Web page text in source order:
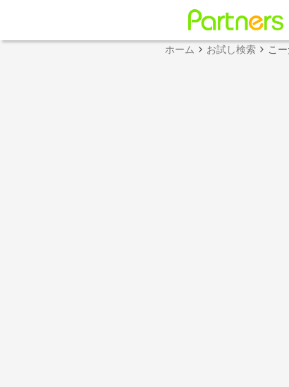
ホーム お試し検索 こ